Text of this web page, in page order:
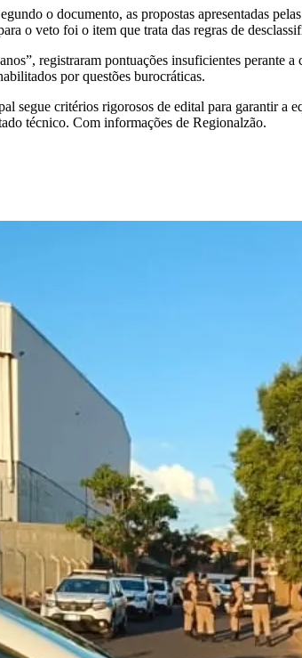
o documento, as propostas apresentadas
o veto foi o item que trata das regras de
registraram pontuações insuficientes perante a
por questões burocráticas.
segue critérios rigorosos de edital para garantir a
técnico. Com informações de Regionalzão.